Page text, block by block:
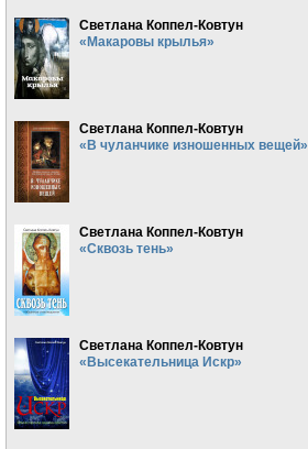
Светлана Коппел-Ковтун
«Макаровы крылья»
Светлана Коппел-Ковтун
«В чуланчике изношенных вещей»
Светлана Коппел-Ковтун
«Сквозь тень»
Светлана Коппел-Ковтун
«Высекательница Искр»